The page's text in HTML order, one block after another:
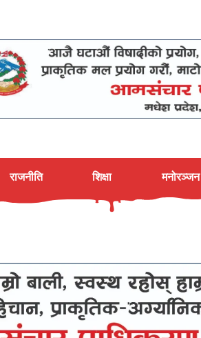
राजनीति शिक्षा मनोरञ्जन